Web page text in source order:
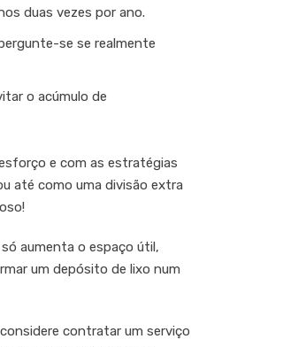
duas vezes por ano.
se se realmente
o acúmulo de
e com as estratégias
até como uma divisão extra
aumenta o espaço útil,
um depósito de lixo num
contratar um serviço